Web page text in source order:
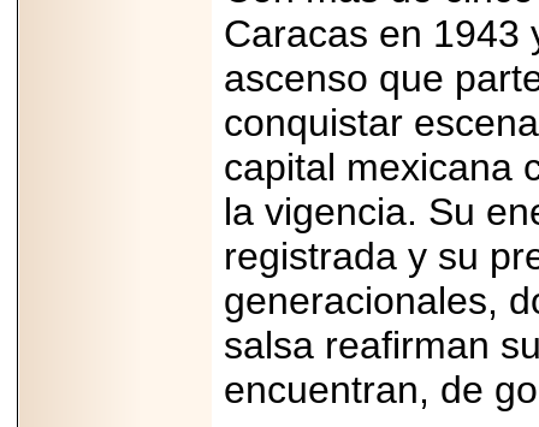
Caracas en 1943
ascenso que
conquistar
capital mexicana
la vigencia. Su
registrada y su
generacionales,
salsa reafirman
encuentran, de